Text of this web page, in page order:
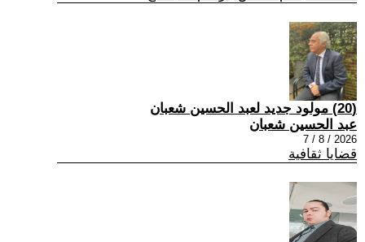
(20) مولود جديد لعبد الحسين شعبان
عبد الحسين شعبان
2026 / 8 / 7
قضايا ثقافية